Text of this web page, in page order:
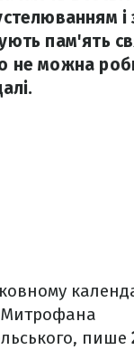
і
пам'ять
можна
Митрофана
пише